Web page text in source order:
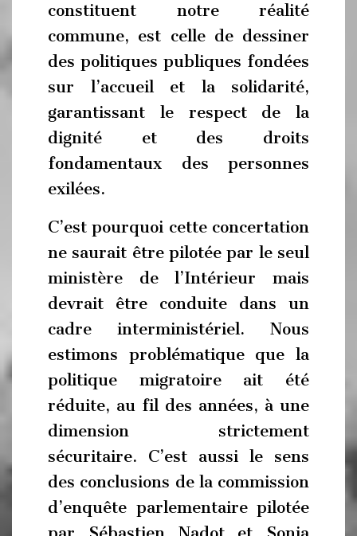
constituent notre réalité
commune, est celle de dessiner
des politiques publiques fondées
sur l’accueil et la solidarité,
garantissant le respect de la
dignité et des droits
fondamentaux des personnes
exilées.
C’est pourquoi cette concertation
ne saurait être pilotée par le seul
ministère de l’Intérieur mais
devrait être conduite dans un
cadre interministériel. Nous
estimons problématique que la
politique migratoire ait été
réduite, au fil des années, à une
dimension strictement
sécuritaire. C’est aussi le sens
des conclusions de la commission
d’enquête parlementaire pilotée